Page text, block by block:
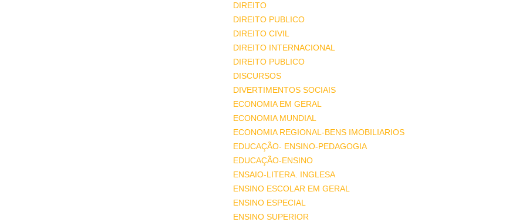
DIREITO
DIREITO PUBLICO
DIREITO CIVIL
DIREITO INTERNACIONAL
DIREITO PUBLICO
DISCURSOS
DIVERTIMENTOS SOCIAIS
ECONOMIA EM GERAL
ECONOMIA MUNDIAL
ECONOMIA REGIONAL-BENS IMOBILIARIOS
EDUCAÇÃO- ENSINO-PEDAGOGIA
EDUCAÇÃO-ENSINO
ENSAIO-LITERA. INGLESA
ENSINO ESCOLAR EM GERAL
ENSINO ESPECIAL
ENSINO SUPERIOR